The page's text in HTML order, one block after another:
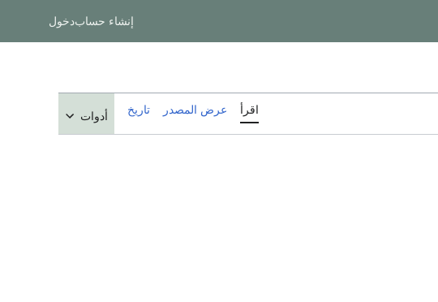
إنشاء حسابدخول
اقرأ عرض المصدر تاريخ أدوات